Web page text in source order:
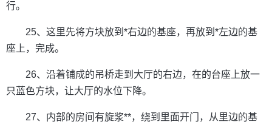
行。
25、这里先将方块放到*右边的基座，再放到*左边的基
座上，完成。
26、沿着铺成的吊桥走到大厅的右边，在的台座上放一
只蓝色方块，让大厅的水位下降。
27、内部的房间有旋浆**，绕到里面开门，从里边的基